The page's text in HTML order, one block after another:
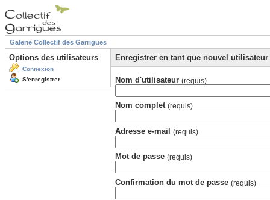
Galerie Collectif des Garrigues
Options des utilisateurs
Connexion
S'enregistrer
Enregistrer en tant que nouvel utilisateur
Nom d'utilisateur (requis)
Nom complet (requis)
Adresse e-mail (requis)
Mot de passe (requis)
Confirmation du mot de passe (requis)